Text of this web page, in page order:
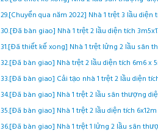
29.[Chuyển qua năm 2022] Nhà 1 trệt 3 lầu diện
30.[Đã bàn giao] Nhà 1 trệt 2 lầu diện tích
31.[Đã thiết kế xong] Nhà 1 trệt lửng 2 lầu sân
32.[Đã bàn giao] Nhà trệt 2 lầu diện tích 6m6 x
33.[Đã bàn giao] Cải tạo nhà 1 trệt 2 lầu diện
34.[Đã bàn giao] Nhà 1 trệt 2 lầu sân thượng
35.[Đã bàn giao] Nhà 1 trệt 2 lầu diện tích
36.[Đã bàn giao] Nhà 1 trệt 1 lửng 2 lầu sân